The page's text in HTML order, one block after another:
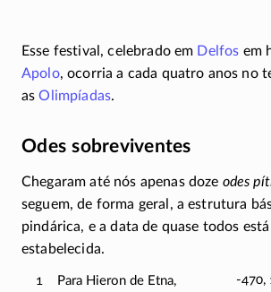
Esse festival, celebrado em Delfos em
Apolo, ocorria a cada quatro anos no
asOlimpíadas.
Odes sobreviventes
Chegaram até nós apenas doze odes
seguem, de forma geral, a estrutura
pindárica, e a data de quase todos
estabelecida.
1
Para Hieron de Etna,
-470,